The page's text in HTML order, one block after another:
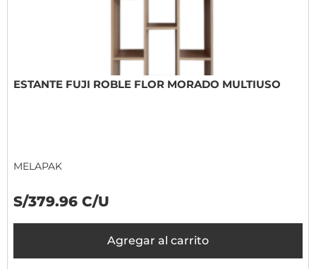
ESTANTE FUJI ROBLE FLOR MORADO MULTIUSO
MELAPAK
S/379.96 C/U
Agregar al carrito